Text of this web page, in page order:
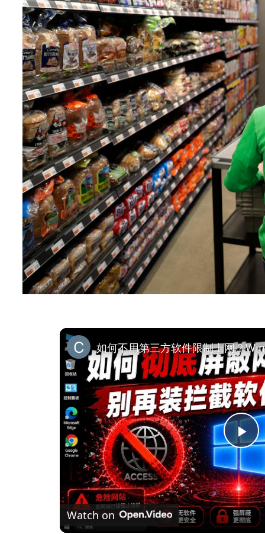
P
l
a
如何不用第三方软件限制上网？
Watch on